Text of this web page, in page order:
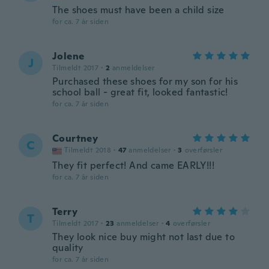
The shoes must have been a child size
for ca. 7 år siden
J Jolene
Tilmeldt 2017 · 2 anmeldelser
Purchased these shoes for my son for his
school ball - great fit, looked fantastic!
for ca. 7 år siden
C Courtney
Tilmeldt 2018 · 47 anmeldelser · 3 overførsler
They fit perfect! And came EARLY!!!
for ca. 7 år siden
T Terry
Tilmeldt 2017 · 23 anmeldelser · 4 overførsler
They look nice buy might not last due to
quality
for ca. 7 år siden